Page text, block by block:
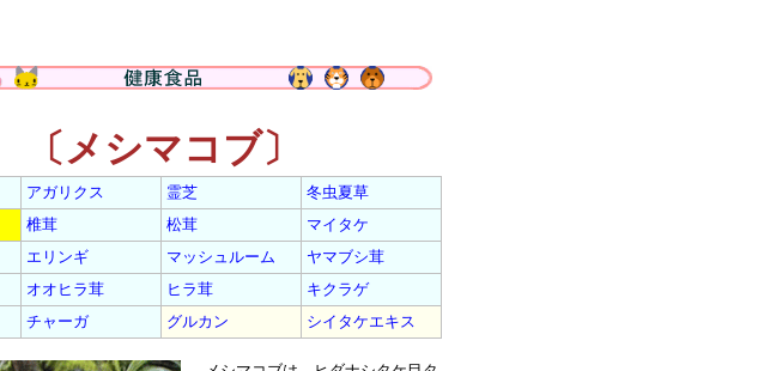
〔メシマコブ〕
アガリクス 霊芝
冬虫夏草
椎茸 松茸
マイタケ
エリンギ マッシュルーム
ヤマブシ茸
オオヒラ茸 ヒラ茸
キクラゲ
チャーガ グルカン シイタケエキス